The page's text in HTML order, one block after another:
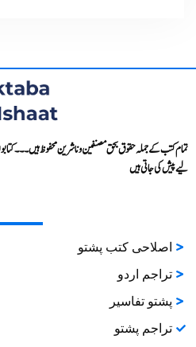
تمام کتب کے جملہ حقوق بحق مصنفین و ناشرین محفوظ ہیں۔۔۔
لیے پیش کی جاتی ہیں
اصلاحی کتب پشتو
تراجم اردو
پشتو تفاسیر
تراجم پشتو